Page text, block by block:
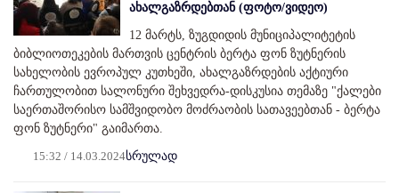
ახალგაზრდებთან (ფოტო/ვიდეო)
12 მარტს, ზუგდიდის მუნიციპალიტეტის
ბიბლიოთეკების მართვის ცენტრის ბერტა ფონ ზუტნერის
სახელობის ევროპულ კუთხეში, ახალგაზრდების აქტიური
ჩართულობით სალონური შეხვედრა-დისკუსია თემაზე "ქალები
საერთაშორისო სამშვიდობო მოძრაობის სათავეებთან - ბერტა
ფონ ზუტნერი" გაიმართა.
15:32 / 14.03.2024სრულად